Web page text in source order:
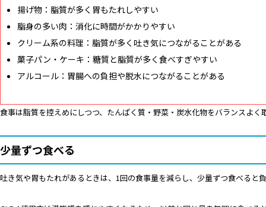
揚げ物：脂質が多く胃もたれしやすい
脂身の多い肉：消化に時間がかかりやすい
クリーム系の料理：脂質が多く吐き気につながることがある
菓子パン・ケーキ：糖質と脂質が多く食べすぎやすい
アルコール：胃腸への負担や脱水につながることがある
食事は脂質を控えめにしつつ、たんぱく質・野菜・炭水化物をバランスよく
少量ずつ食べる
吐き気や胃もたれがあるときは、1回の食事量を減らし、少量ずつ食べると